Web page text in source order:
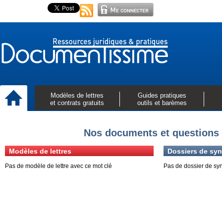
Modèles de lettres
et contrats gratuits
Guides pratiques
outils et barèmes
Nos documents et
Modèles de lettres
Pas de modèle de lettre avec ce mot clé
Dossiers de
Pas de dossier de